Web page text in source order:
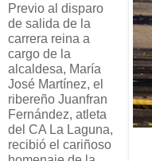
Previo al disparo
de salida de la
carrera reina a
cargo de la
alcaldesa, María
José Martínez, el
ribereño Juanfran
Fernández, atleta
del CA La Laguna,
recibió el cariñoso